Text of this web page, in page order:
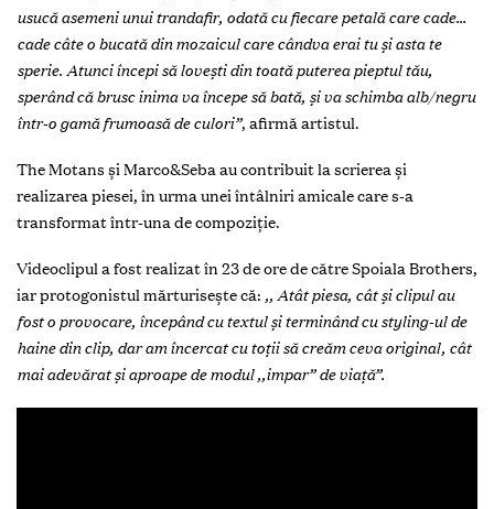
usucă asemeni unui trandafir, odată cu fiecare petală care cade…
cade câte o bucată din mozaicul care cândva erai tu și asta te
sperie. Atunci începi să lovești din toată puterea pieptul tău,
sperând că brusc inima va începe să bată, și va schimba alb/negru
într-o gamă frumoasă de culori”, afirmă artistul.
The Motans și Marco&Seba au contribuit la scrierea și
realizarea piesei, în urma unei întâlniri amicale care s-a
transformat într-una de compoziție.
Videoclipul a fost realizat în 23 de ore de către Spoiala Brothers,
iar protogonistul mărturisește că: ,, Atât piesa, cât și clipul au
fost o provocare, începând cu textul și terminând cu styling-ul de
haine din clip, dar am încercat cu toții să creăm ceva original, cât
mai adevărat și aproape de modul ,,impar” de viață”.